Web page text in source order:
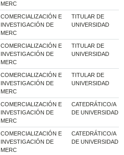
MERC
COMERCIALIZACIÓN E
INVESTIGACIÓN DE
MERC
TITULAR DE
UNIVERSIDAD
COMERCIALIZACIÓN E
INVESTIGACIÓN DE
MERC
TITULAR DE
UNIVERSIDAD
COMERCIALIZACIÓN E
INVESTIGACIÓN DE
MERC
TITULAR DE
UNIVERSIDAD
COMERCIALIZACIÓN E
INVESTIGACIÓN DE
MERC
CATEDRÁTICO/A
DE UNIVERSIDAD
COMERCIALIZACIÓN E
INVESTIGACIÓN DE
MERC
CATEDRÁTICO/A
DE UNIVERSIDAD